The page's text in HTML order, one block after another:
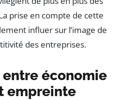
prise en compte de cette
influer sur l’image de
des entreprises.
entre économie
empreinte